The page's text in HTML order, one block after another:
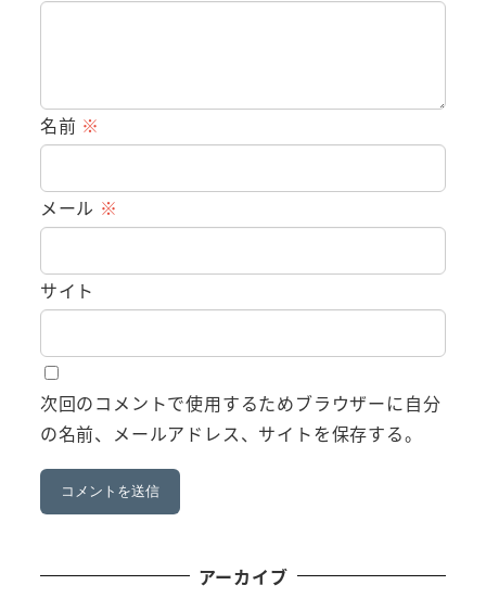
名前 ※
メール ※
サイト
次回のコメントで使用するためブラウザーに自分
の名前、メールアドレス、サイトを保存する。
アーカイブ